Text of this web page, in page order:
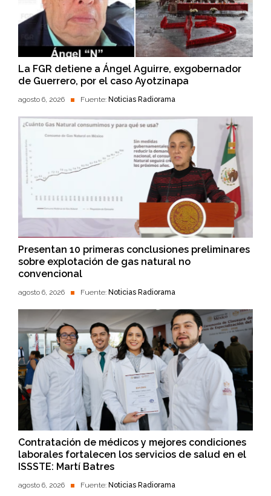
La FGR detiene a Ángel Aguirre, exgobernador
de Guerrero, por el caso Ayotzinapa
agosto 6, 2026 Fuente: Noticias Radiorama
Presentan 10 primeras conclusiones preliminares
sobre explotación de gas natural no
convencional
agosto 6, 2026 Fuente: Noticias Radiorama
Contratación de médicos y mejores condiciones
laborales fortalecen los servicios de salud en el
ISSSTE: Martí Batres
agosto 6, 2026 Fuente: Noticias Radiorama